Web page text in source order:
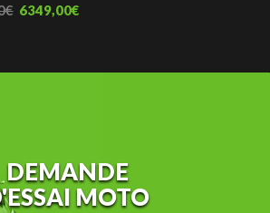
€ 6349,00€
DEMANDE
MOTO